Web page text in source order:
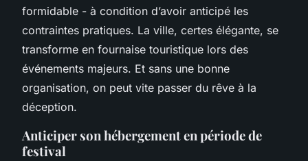
formidable - à condition d’avoir anticipé les
contraintes pratiques. La ville, certes élégante, se
transforme en fournaise touristique lors des
événements majeurs. Et sans une bonne
organisation, on peut vite passer du rêve à la
déception.
Anticiper son hébergement en période de
festival